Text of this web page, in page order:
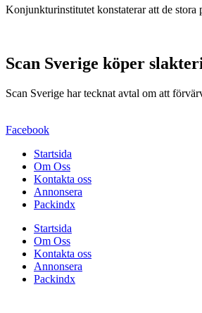
Konjunkturinstitutet konstaterar att de
Scan Sverige köper
Scan Sverige har tecknat avtal om att
Facebook
Startsida
Om Oss
Kontakta oss
Annonsera
Packindx
Startsida
Om Oss
Kontakta oss
Annonsera
Packindx